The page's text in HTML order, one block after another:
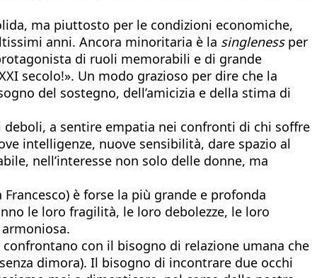
ma piuttosto per le condizioni economiche,
anni. Ancora minoritaria è la singlenessper
di ruoli memorabili e di grande
secolo!». Un modo grazioso per dire che la
del sostegno, dell’amicizia e della stima di
a sentire empatia nei confronti di chi soffre
intelligenze, nuove sensibilità, dare spazio al
nell’interesse non solo delle donne, ma
è forse la più grande e profonda
le loro fragilità, le loro debolezze, le loro
con il bisogno di relazione umana che
dimora). Il bisogno di incontrare due occhi